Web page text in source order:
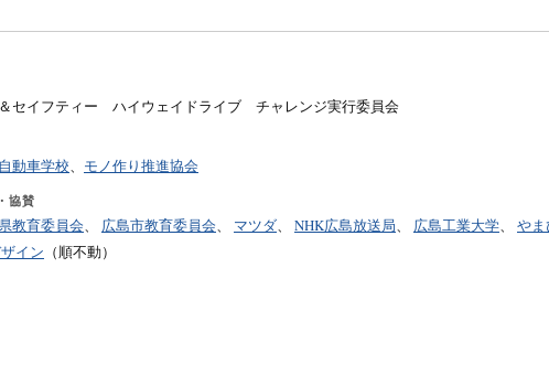
セイフティー ハイウェイドライブ チャレンジ実行委員会
動車学校、 モノ作り推進協会
協賛
教育委員会、 広島市教育委員会、 マツダ、 NHK広島放送局、 広島工業大学、 やま
イン （順不動）